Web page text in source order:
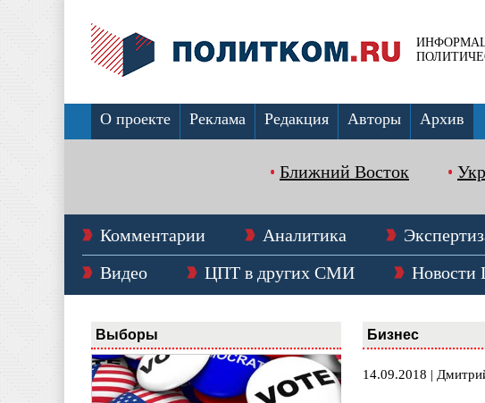
О проекте Реклама Редакция Авторы Архив
Ближний Восток
Комментарии Аналитика
Видео
ЦПТ в других СМИ
Выборы Бизнес
14.09.2018 |